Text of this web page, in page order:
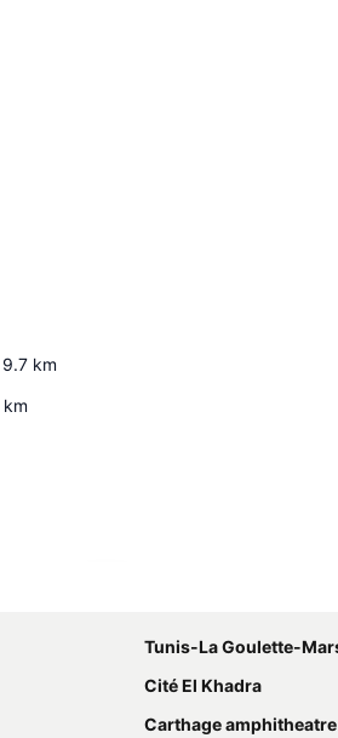
9.7 km
km
Tunis-La Goulette-
Cité El Khadra
Carthage amphitheatre